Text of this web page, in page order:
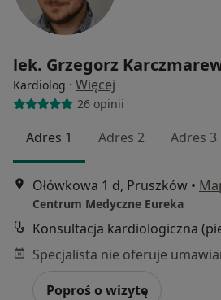
lek. Grzegorz
Kardiolog · Więcej
26 opinii
Adres 1 Adres 2 Adres 3
Ołówkowa 1 d, Pruszków •
Centrum Medyczne Eureka
Konsultacja kardiologiczna
Poproś o wizytę